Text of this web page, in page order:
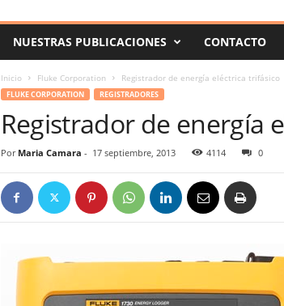
NUESTRAS PUBLICACIONES CONTACTO
Inicio Fluke Corporation Registrador de energía eléctrica trifásico
FLUKE CORPORATION REGISTRADORES
Registrador de energía
Por Maria Camara - 17 septiembre, 2013 4114 0